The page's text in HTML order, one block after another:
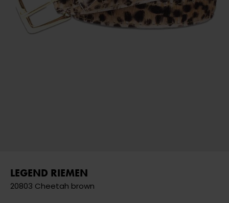
LEGEND RIEMEN
20803 Cheetah brown